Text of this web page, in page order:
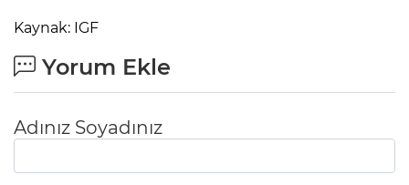
Kaynak: IGF
Yorum Ekle
Adınız Soyadınız